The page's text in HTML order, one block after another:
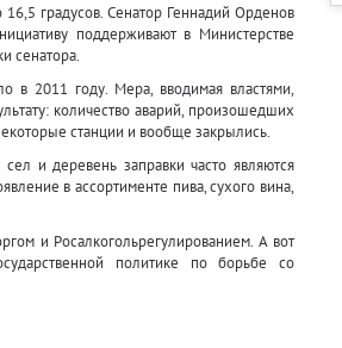
градусов. Сенатор Геннадий Орденов
поддерживают в Министерстве
сенатора.
в 2011 году. Мера, вводимая властями,
количество аварий, произошедших
станции и вообще закрылись.
и деревень заправки часто являются
в ассортименте пива, сухого вина,
и Росалкогольрегулированием. А вот
политике по борьбе со